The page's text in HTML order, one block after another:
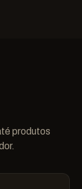
produtos